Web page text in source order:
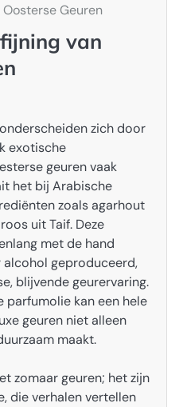
Geuren
van
zich door
exotische
geuren vaak
het bij Arabische
zoals agarhout
uit Taif. Deze
met de hand
alcohol geproduceerd,
blijvende geurervaring.
parfumolie kan een hele
geuren niet alleen
maakt.
zomaar geuren; het zijn
die verhalen vertellen